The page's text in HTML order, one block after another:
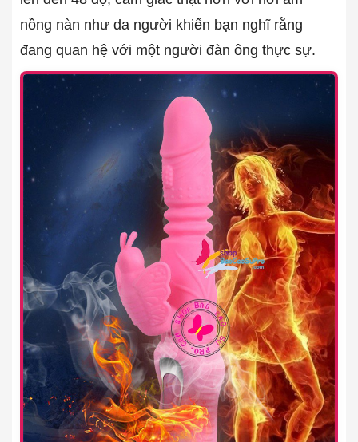
nồng nàn như da người khiến bạn nghĩ rằng
đang quan hệ với một người đàn ông thực sự.